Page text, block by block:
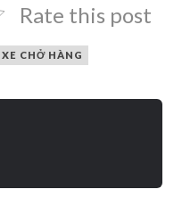
Rate this post
XE CHỞ HÀNG